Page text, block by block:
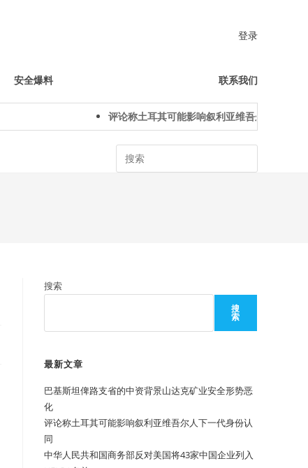
登录
安全爆料 联系我们
评论称土耳其可能影响叙利亚维吾尔人下一代身
Search
搜索
搜
索
最新文章
巴基斯坦俾路支省的中资背景山达克矿业安全形势恶
化
评论称土耳其可能影响叙利亚维吾尔人下一代身份认
同
中华人民共和国商务部反对美国将43家中国企业列入